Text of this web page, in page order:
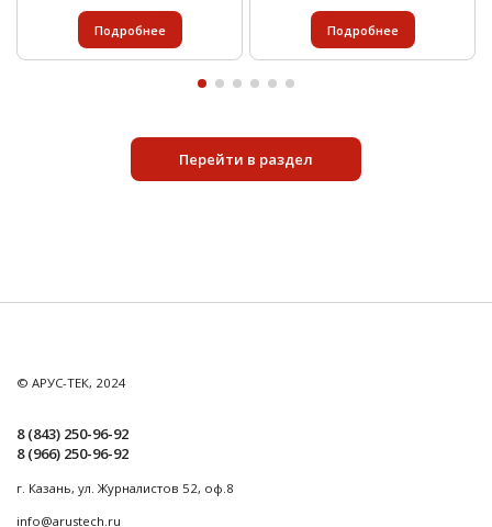
Подробнее Подробнее
Перейти в раздел
© АРУС-ТЕК, 2024
8 (843) 250-96-92
8 (966) 250-96-92
г. Казань, ул. Журналистов 52, оф.8
info@arustech.ru